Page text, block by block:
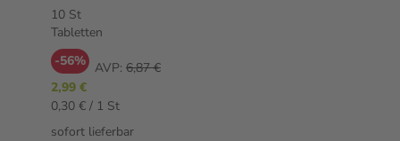
10 St
Tabletten
-56% AVP: 6,87 €
2,99 €
0,30 € / 1 St
sofort lieferbar